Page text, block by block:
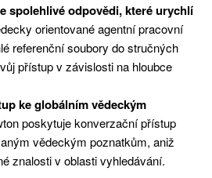
spolehlivé odpovědi, které urychlí
orientované agentní pracovní
referenční soubory do stručných
přístup v závislosti na hloubce
ke globálním vědeckým
poskytuje konverzační přístup
vědeckým poznatkům, aniž
znalosti v oblasti vyhledávání.